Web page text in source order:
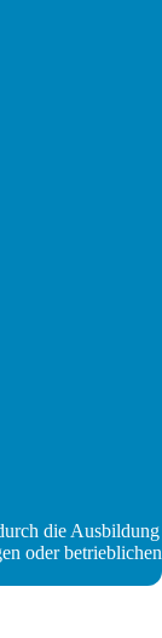
die Ausbildung
oder betrieblichen